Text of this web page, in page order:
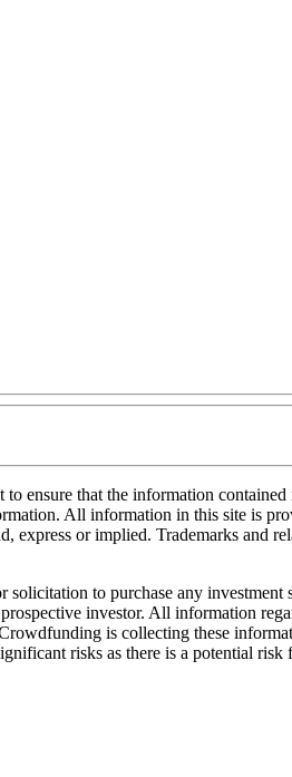
ensure that the information contained
All information in this site is
express or implied. Trademarks and
to purchase any investment
investor. All information
is collecting these
risks as there is a potential risk